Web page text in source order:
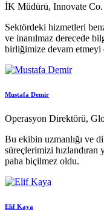
İK Müdürü, Innovate Co.
Sektördeki hizmetleri
ve inanılmaz derecede
birliğimize devam
Mustafa Demir
Operasyon Direktörü,
Bu ekibin uzmanlığı ve
süreçlerimizi
paha biçilmez oldu.
Elif Kaya